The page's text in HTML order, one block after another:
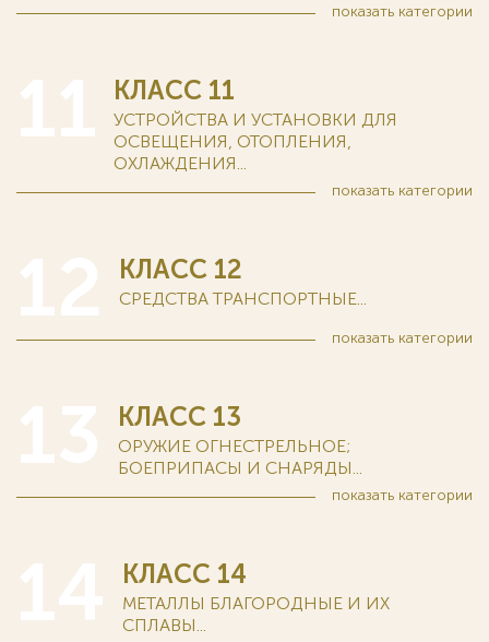
показать категории
КЛАСС 11
УСТРОЙСТВА И УСТАНОВКИ ДЛЯ
ОСВЕЩЕНИЯ, ОТОПЛЕНИЯ,
ОХЛАЖДЕНИЯ...
показать категории
КЛАСС 12
СРЕДСТВА ТРАНСПОРТНЫЕ...
показать категории
КЛАСС 13
ОРУЖИЕ ОГНЕСТРЕЛЬНОЕ;
БОЕПРИПАСЫ И СНАРЯДЫ...
показать категории
КЛАСС 14
МЕТАЛЛЫ БЛАГОРОДНЫЕ И ИХ
СПЛАВЫ...